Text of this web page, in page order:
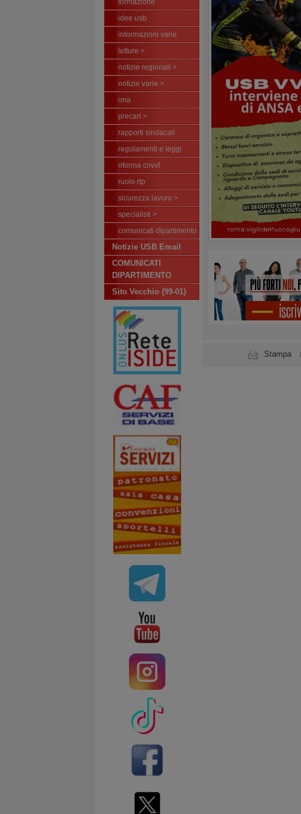
formazione
idee usb
informazioni varie
letture >
notizie regionali >
notizie varie >
ona
precari >
rapporti sindacali
regolamenti e leggi
riforma cnvvf
ruolo rtp
sicurezza lavoro >
specialisti >
comunicati dipartimento
Notizie USB Email
COMUNICATI
DIPARTIMENTO
Sito Vecchio (99-01)
Stampa